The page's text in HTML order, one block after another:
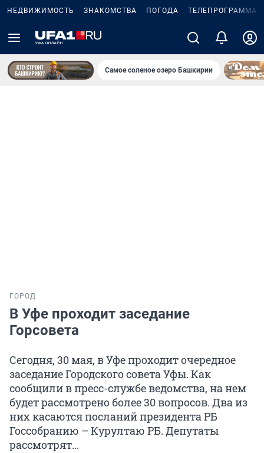
НЕДВИЖИМОСТЬ ЗНАКОМСТВА ПОГОДА ТЕЛЕПРОГРАММА
Самое соленое озеро Башкирии
ГОРОД
В Уфе проходит заседание
Горсовета
Сегодня, 30 мая, в Уфе проходит очередное
заседание Городского совета Уфы. Как
сообщили в пресс-службе ведомства, на нем
будет рассмотрено более 30 вопросов. Два из
них касаются посланий президента РБ
Госсобранию – Курултаю РБ. Депутаты
рассмотрят...